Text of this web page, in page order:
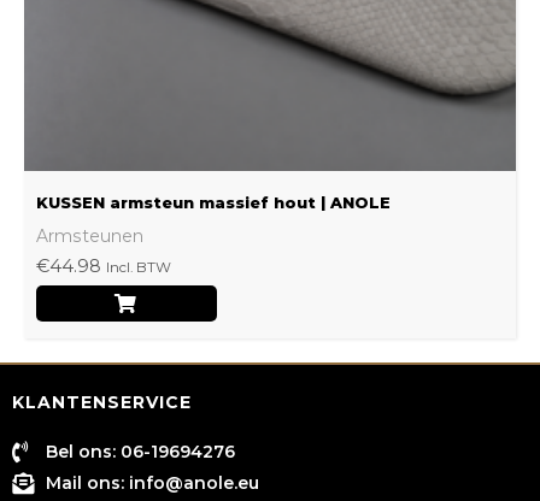
KUSSEN armsteun massief hout | ANOLE
Armsteunen
€44.98 Incl. BTW
worden
KLANTENSERVICE
Bel ons: 06-19694276
Mail ons: info@anole.eu